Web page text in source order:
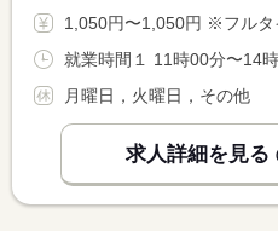
1,050円〜1,050円 ※フルタイム求人の場合は月額（換
就業時間１ 11時00分〜14
月曜日，火曜日，その他
求人詳細を見る